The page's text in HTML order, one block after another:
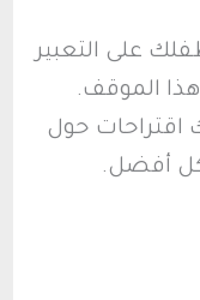
على التعبير
الموقف.
اقتراحات حول
أفضل.